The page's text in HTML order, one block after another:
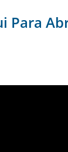
Para